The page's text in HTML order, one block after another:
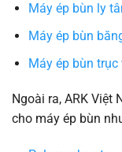
Máy ép bùn ly
Máy ép bùn
Máy ép bùn trục
Ngoài ra, ARK Việt
cho máy ép bùn